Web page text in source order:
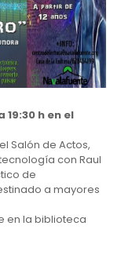
19:30 h en el
Salón de Actos,
con Raul
de
a mayores
en la biblioteca